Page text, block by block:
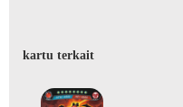
kartu terkait